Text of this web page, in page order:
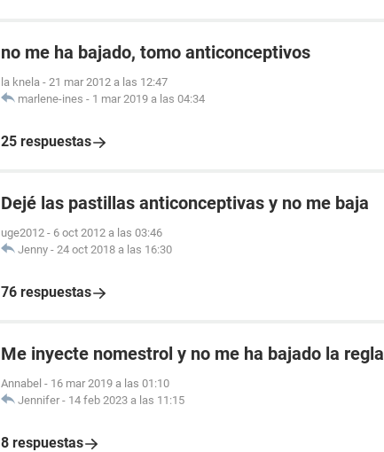
no me ha bajado, tomo anticonceptivos
la knela - 21 mar 2012 a las 12:47
marlene-ines - 1 mar 2019 a las 04:34
25 respuestas
Dejé las pastillas anticonceptivas y no me baja
uge2012 - 6 oct 2012 a las 03:46
Jenny - 24 oct 2018 a las 16:30
76 respuestas
Me inyecte nomestrol y no me ha bajado la regla
Annabel - 16 mar 2019 a las 01:10
Jennifer - 14 feb 2023 a las 11:15
8 respuestas